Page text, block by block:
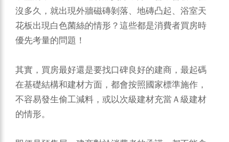
沒多久，就出現外牆磁磚剝落、地磚凸起、浴室天
花板出現白色菌絲的情形？這些都是消費者買房時
優先考量的問題！
其實，買房最好還是要找口碑良好的建商，最起碼
在基礎結構和建材方面，都會按照國家標準施作，
不容易發生偷工減料，或以次級建材充當Ａ級建材
的情形。